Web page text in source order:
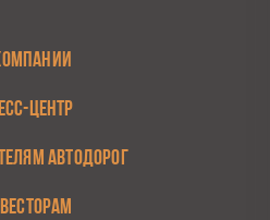
ЦЕНТР
АВТОДОРОГ